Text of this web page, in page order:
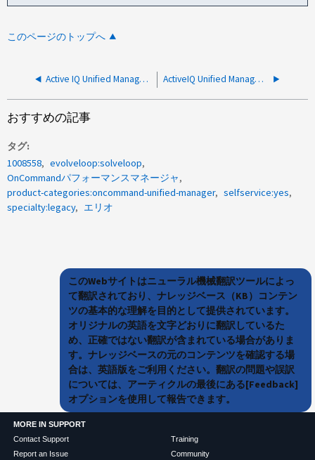
このページのトップへ
Active IQ Unified Manager は、セキュリティの脆弱性と見なされるオープンデータベースアクセスを備えています ActiveIQ Unified Manager ユーザが UI から強制的にログアウトし、クラスタの監視が失敗する
おすすめの記事
タグ
1008558
evolveloop:solveloop
OnCommandパフォーマンスマネージャ
product-categories:oncommand-unified-manager
selfservice:yes
specialty:legacy
エリオ
このWebサイトはニューラル機械翻訳ツールによっ
て翻訳されており、ナレッジベース（KB）コンテン
ツの基本的な理解を目的として提供されています。
オリジナルの英語を文字どおりに翻訳しているた
め、正確ではない翻訳が含まれている場合がありま
す。ナレッジベースの元のコンテンツを確認する場
合は、英語版をご利用ください。翻訳の問題や誤訳
については、アーティクルの最後にある[Feedback]
オプションを使用して報告できます。
MORE IN SUPPORT
Contact Support
Report an Issue
Training
Community